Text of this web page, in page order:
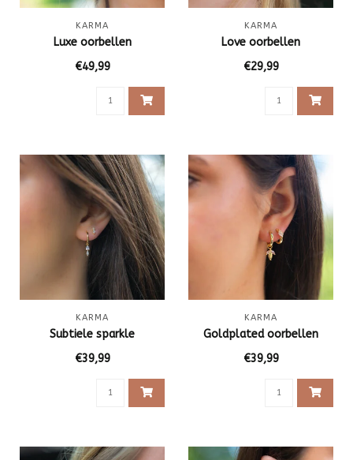
KARMA
Luxe oorbellen
€49,99
KARMA
Love oorbellen
€29,99
KARMA
Subtiele sparkle
€39,99
KARMA
Goldplated oorbellen
€39,99